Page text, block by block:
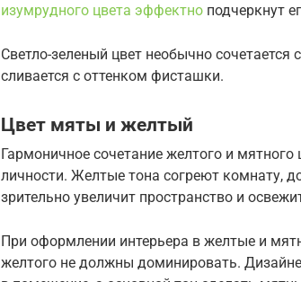
изумрудного цвета эффектно подчеркнут
Светло-зеленый цвет необычно
сливается с оттенком фисташки.
Цвет мяты и желтый
Гармоничное сочетание желтого и
личности. Желтые тона согреют комнату,
зрительно увеличит пространство и
При оформлении интерьера в желтые и
желтого не должны доминировать.